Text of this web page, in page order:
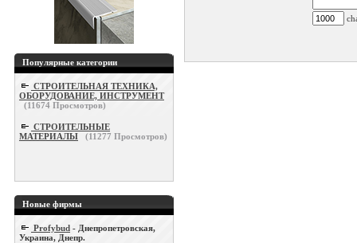
Популярные категории
СТРОИТЕЛЬНАЯ ТЕХНИКА,
ОБОРУДОВАНИЕ, ИНСТРУМЕНТ
(11674 Просмотров)
СТРОИТЕЛЬНЫЕ
МАТЕРИАЛЫ
(11277 Просмотров)
Новые фирмы
Profybud - Днепропетровская,
Украина, Днепр.